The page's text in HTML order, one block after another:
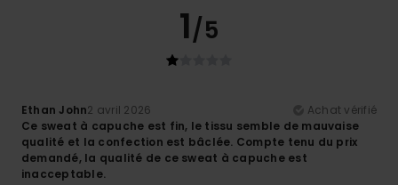
1/5
Ethan John2 avril 2026
Achat vérifié
Ce sweat à capuche est fin, le tissu semble de mauvaise
qualité et la confection est bâclée. Compte tenu du prix
demandé, la qualité de ce sweat à capuche est
inacceptable.